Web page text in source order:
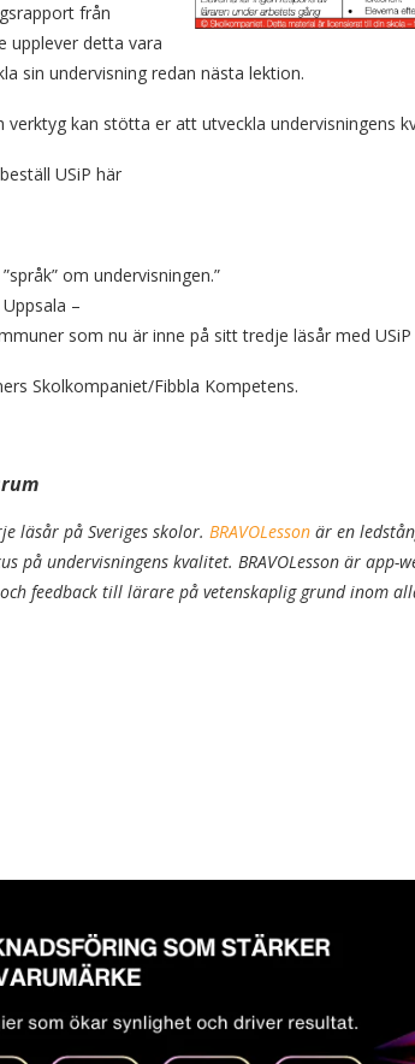
från
upplever detta vara
sin undervisning redan nästa lektion.
kan stötta er att utveckla undervisningens
USiP här
om undervisningen.”
–
som nu är inne på sitt tredje läsår med
Skolkompaniet/Fibbla Kompetens.
läsår på Sveriges skolor. BRAVOLesson är en
på undervisningens kvalitet. BRAVOLesson är app-
feedback till lärare på vetenskaplig grund inom